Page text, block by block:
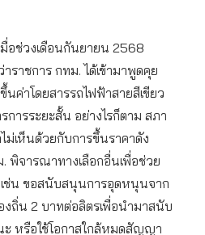
มื่อช่วงเดือนกันยายน 2568
าชการ กทม. ได้เข้ามาพูดคุย
ค่าโดยสารรถไฟฟ้าสายสีเขียว
การระยะสั้น อย่างไรก็ตาม สภา
ม่เห็นด้วยกับการขึ้นราคาดัง
พิจารณาทางเลือกอื่นเพื่อช่วย
ช่น ขอสนับสนุนการอุดหนุนจาก
ถิ่น 2 บาทต่อลิตรเพื่อนำมาสนับ
หรือใช้โอกาสใกล้หมดสัญญา